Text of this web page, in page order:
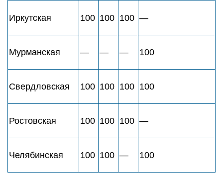
Иркутская 100 100 100 —
Мурманская — — — 100
Свердловская 100 100 100 100
Ростовская 100 100 100 —
Челябинская 100 100 — 100